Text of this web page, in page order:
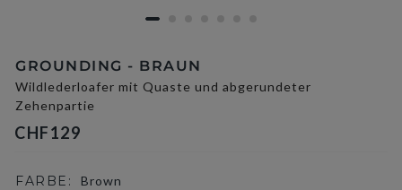
GROUNDING - BRAUN
Wildlederloafer mit Quaste und abgerundeter
Zehenpartie
CHF129
FARBE: Brown